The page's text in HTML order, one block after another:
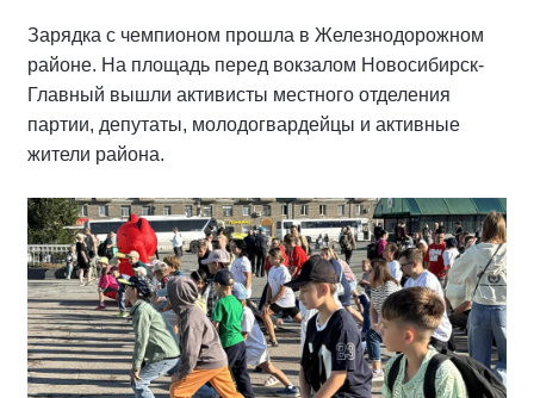
Зарядка с чемпионом прошла в Железнодорожном
районе. На площадь перед вокзалом Новосибирск-
Главный вышли активисты местного отделения
партии, депутаты, молодогвардейцы и активные
жители района.